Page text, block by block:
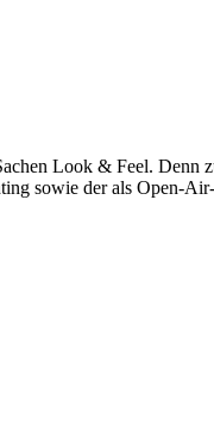
Look & Feel. Denn
sowie der als Open-